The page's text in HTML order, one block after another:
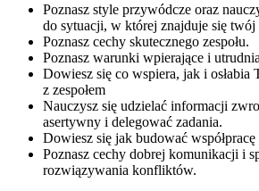
Poznasz style przywódcze oraz
do sytuacji, w której znajduje się twój
Poznasz cechy skutecznego zespołu.
Poznasz warunki wpierające i
Dowiesz się co wspiera, jak i osłabia
z zespołem
Nauczysz się udzielać informacji
asertywny i delegować zadania.
Dowiesz się jak budować współpracę
Poznasz cechy dobrej komunikacji i
rozwiązywania konfliktów.